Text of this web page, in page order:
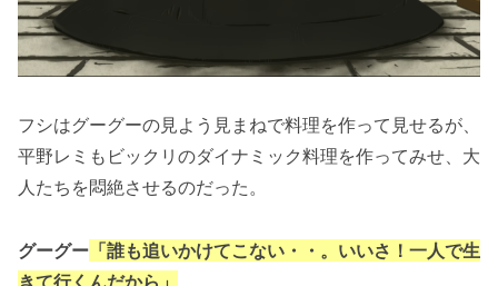
フシはグーグーの見よう見まねで料理を作って見せるが、
平野レミもビックリのダイナミック料理を作ってみせ、大
人たちを悶絶させるのだった。
グーグー 「誰も追いかけてこない・・。いいさ！一人で生
きて行くんだから」